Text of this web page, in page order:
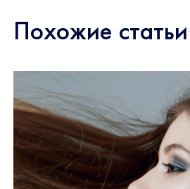
Похожие статьи